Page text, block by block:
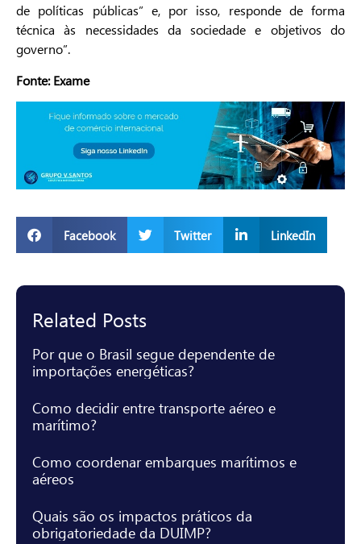
de políticas públicas” e, por isso, responde de forma
técnica às necessidades da sociedade e objetivos do
governo”.
Fonte: Exame
Facebook Twitter LinkedIn
Related Posts
Por que o Brasil segue dependente de
importações energéticas?
Como decidir entre transporte aéreo e
marítimo?
Como coordenar embarques marítimos e
aéreos
Quais são os impactos práticos da
obrigatoriedade da DUIMP?